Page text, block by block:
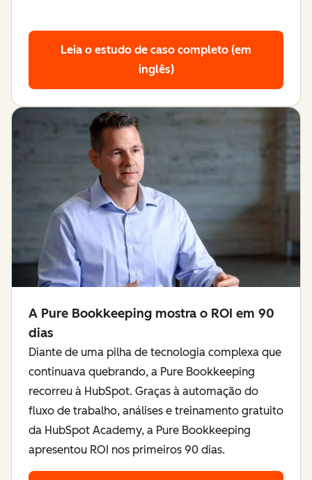
Leia o estudo de caso completo (em
inglês)
A Pure Bookkeeping mostra o ROI em 90
dias
Diante de uma pilha de tecnologia complexa que
continuava quebrando, a Pure Bookkeeping
recorreu à HubSpot. Graças à automação do
fluxo de trabalho, análises e treinamento gratuito
da HubSpot Academy, a Pure Bookkeeping
apresentou ROI nos primeiros 90 dias.